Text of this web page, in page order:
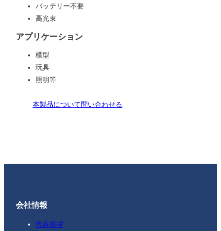
バッテリー不要
高光束
アプリケーション
模型
玩具
照明等
本製品について問い合わせる
会社情報
代表挨拶